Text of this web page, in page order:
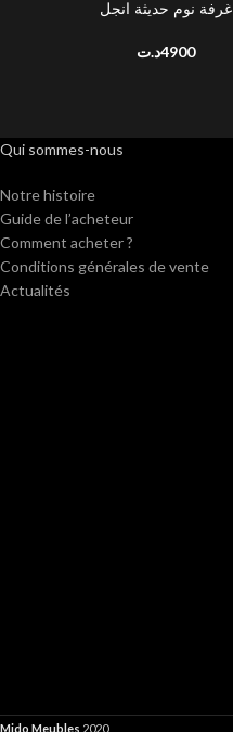
AJOUTER AU PANIERغرفة نوم حديثة انجل
4900د.ت
Qui sommes-nous
Notre histoire
Guide de l’acheteur
Comment acheter ?
Conditions générales de vente
Actualités
Mido Meubles 2020